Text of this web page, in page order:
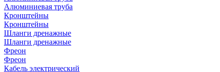
Алюминиевая труба
Кронштейны
Кронштейны
Шланги дренажные
Шланги дренажные
Фреон
Фреон
Кабель электрический